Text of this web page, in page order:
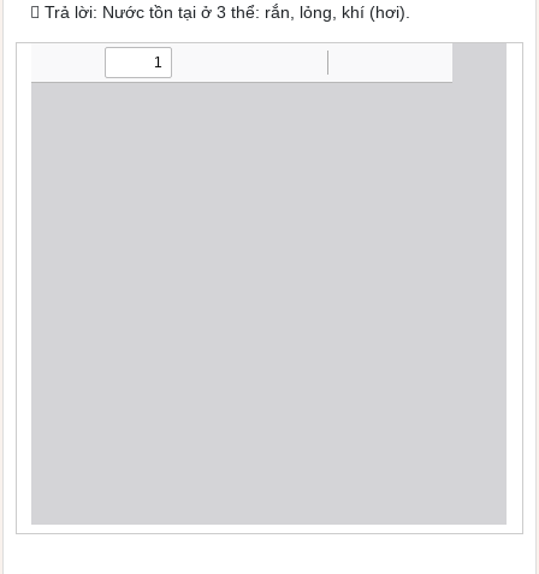
 Trả lời: Nước tồn tại ở 3 thể: rắn, lỏng, khí (hơi).